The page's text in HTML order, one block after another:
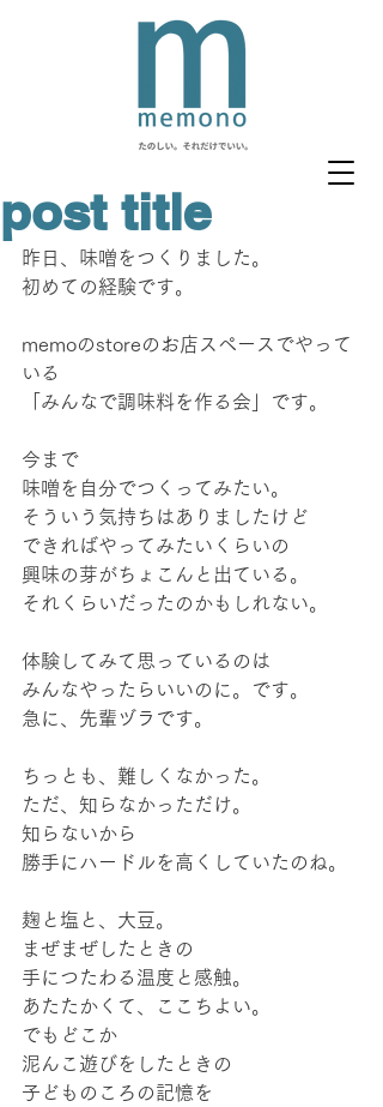
post title
昨日、味噌をつくりました。
初めての経験です。
memoのstoreのお店スペースでやって
いる
「みんなで調味料を作る会」です。
今まで
味噌を自分でつくってみたい。
そういう気持ちはありましたけど
できればやってみたいくらいの
興味の芽がちょこんと出ている。
それくらいだったのかもしれない。
体験してみて思っているのは
みんなやったらいいのに。です。
急に、先輩ヅラです。
ちっとも、難しくなかった。
ただ、知らなかっただけ。
知らないから
勝手にハードルを高くしていたのね。
麹と塩と、大豆。
まぜまぜしたときの
手につたわる温度と感触。
あたたかくて、ここちよい。
でもどこか
泥んこ遊びをしたときの
子どものころの記憶を